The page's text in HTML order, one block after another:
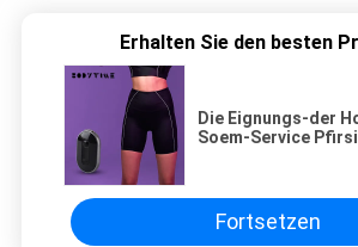
Erhalten Sie den besten
Die Eignungs-der
Soem-Service
Fortsetzen